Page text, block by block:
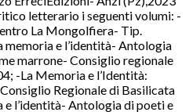
letterario i seguenti volumi: -
La Mongolfiera- Tip.
memoria e l’identità- Antologia
marrone- Consiglio regionale
-La Memoria e l’Identità:
Regionale di Basilicata
e l’identità- Antologia di poeti e